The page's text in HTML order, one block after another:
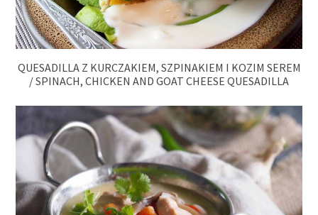
QUESADILLA Z KURCZAKIEM, SZPINAKIEM I KOZIM SEREM
/ SPINACH, CHICKEN AND GOAT CHEESE QUESADILLA